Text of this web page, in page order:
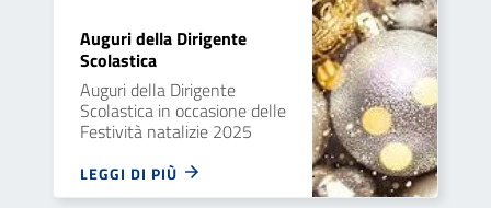
Auguri della Dirigente
Scolastica
Auguri della Dirigente
Scolastica in occasione delle
Festività natalizie 2025
LEGGI DI PIÙ